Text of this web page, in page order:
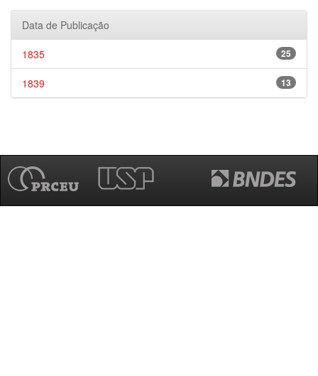
Data de Publicação
25
1835
13
1839